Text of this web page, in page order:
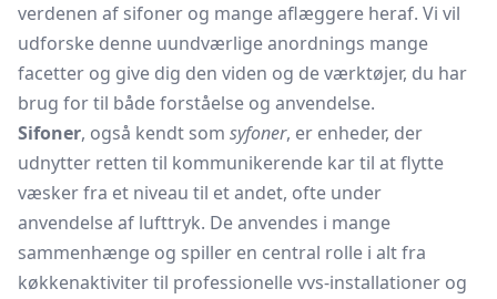
verdenen af sifoner og mange aflæggere heraf. Vi vil
udforske denne uundværlige anordnings mange
facetter og give dig den viden og de værktøjer, du har
brug for til både forståelse og anvendelse.
Sifoner, også kendt som syfoner, er enheder, der
udnytter retten til kommunikerende kar til at flytte
væsker fra et niveau til et andet, ofte under
anvendelse af lufttryk. De anvendes i mange
sammenhænge og spiller en central rolle i alt fra
køkkenaktiviter til professionelle vvs-installationer og